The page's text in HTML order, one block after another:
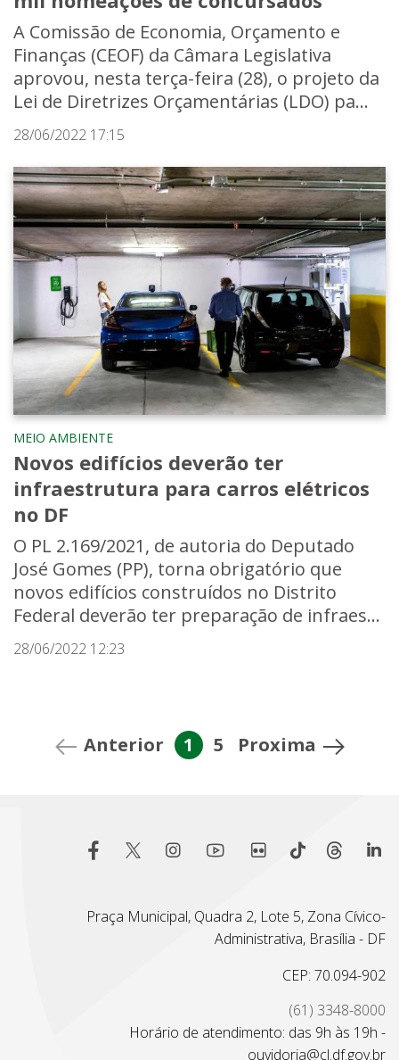
A Comissão de Economia, Orçamento e
Finanças (CEOF) da Câmara Legislativa
aprovou, nesta terça-feira (28), o projeto da
Lei de Diretrizes Orçamentárias (LDO) pa...
28/06/2022 17:15
MEIO AMBIENTE
Novos edifícios deverão ter
infraestrutura para carros elétricos
no DF
O PL 2.169/2021, de autoria do Deputado
José Gomes (PP), torna obrigatório que
novos edifícios construídos no Distrito
Federal deverão ter preparação de infraes...
28/06/2022 12:23
Anterior 1 5 Proxima
Praça Municipal, Quadra 2, Lote 5, Zona Cívico-
Administrativa, Brasília - DF
CEP: 70.094-902
(61) 3348-8000
Horário de atendimento: das 9h às 19h -
ouvidoria@cl.df.gov.br